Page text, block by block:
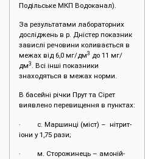
Подільське МКП Водоканал).
За результатами лабораторних
досліджень в р. Дністер показник
завислі речовини коливається в
межах від 6,0 мг/дм3 до 11 мг/
дм3 . Всі інші показники
знаходяться в межах норми.
В басейні річки Прут та Сірет
виявлено перевищення в пунктах:
· с. Маршинці (міст) – нітрит-
іони у 1,75 рази;
· м. Сторожинець – амоній-